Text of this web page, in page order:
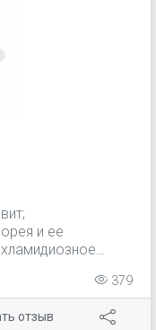
и ее
до и после
а
379
отзыв